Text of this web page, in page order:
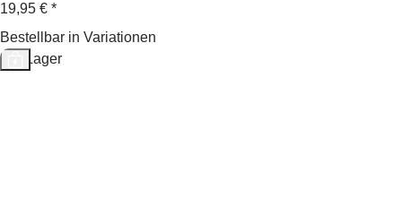
19,95 € *
Bestellbar in Variationen
Auf Lager